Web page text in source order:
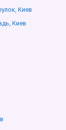
Киев
Киев